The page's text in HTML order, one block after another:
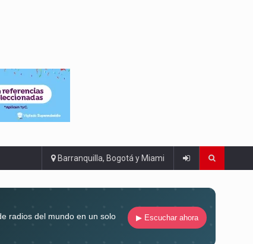
Barranquilla, Bogotá y Miami
radios del mundo en un solo
▶ Escuchar ahora